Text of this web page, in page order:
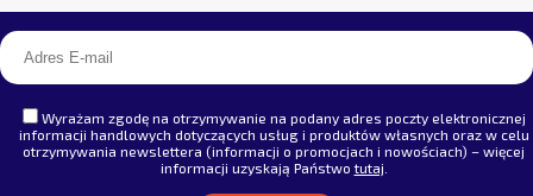
Wyrażam zgodę na otrzymywanie na podany adres poczty elektronicznej
informacji handlowych dotyczących usług i produktów własnych oraz w celu
otrzymywania newslettera (informacji o promocjach i nowościach) – więcej
informacji uzyskają Państwotutaj